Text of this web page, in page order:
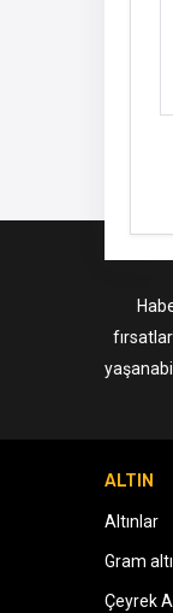
ALTIN
Altınlar
Gram
Çeyrek